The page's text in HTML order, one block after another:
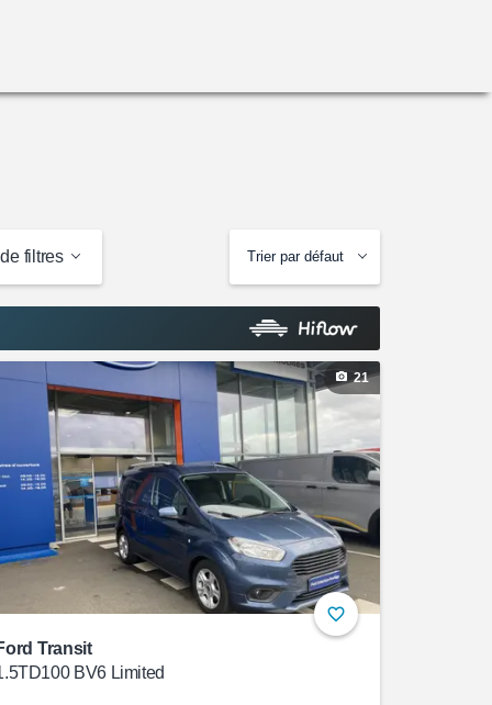
filtres Trier par défaut
21
Transit
BV6 Limited